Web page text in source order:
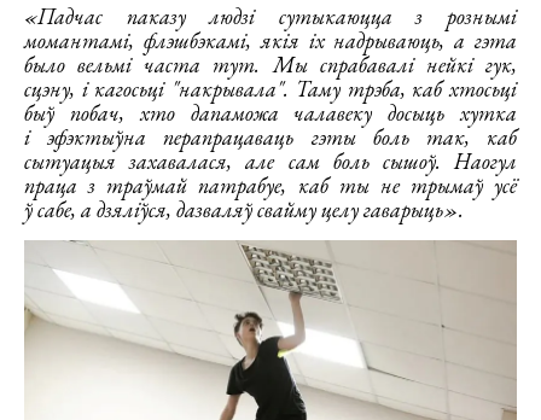
«Падчас паказу людзі сутыкаюцца з рознымі
момантамі, флэшбэкамі, якія іх надрываюць, а гэта
было вельмі часта тут. Мы спрабавалі нейкі гук,
сцэну, і кагосьці "накрывала". Таму трэба, каб хтосьці
быў побач, хто дапаможа чалавеку досыць хутка
і эфэктыўна перапрацаваць гэты боль так, каб
сытуацыя захавалася, але сам боль сышоў. Наогул
праца з траўмай патрабуе, каб ты не трымаў усё
ў сабе, а дзяліўся, дазваляў свайму целу гаварыць».